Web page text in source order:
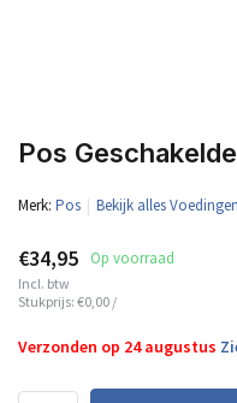
Pos
Merk: Pos Bekijk alles
€34,95 Op voorraad
Incl. btw
Stukprijs: €0,00 /
Verzonden op 24 augustus